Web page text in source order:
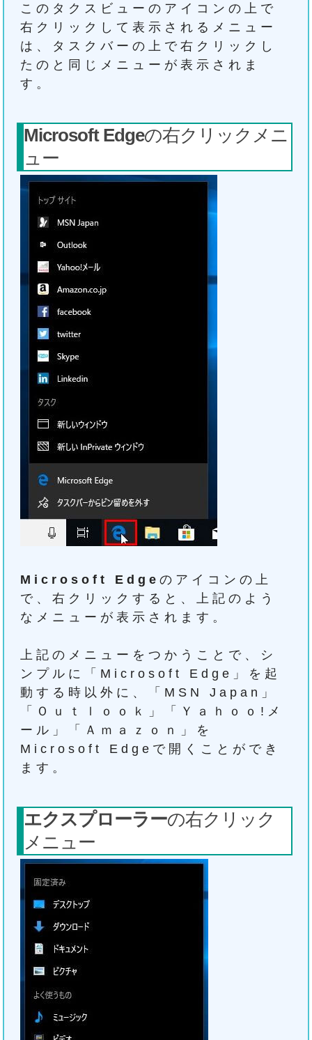
このタクスビューのアイコンの上で
右クリックして表示されるメニュー
は、タスクバーの上で右クリックし
たのと同じメニューが表示されま
す。
Microsoft Edgeの右クリックメニ
ュー
Microsoft Edgeのアイコンの上
で、右クリックすると、上記のよう
なメニューが表示されます。
上記のメニューをつかうことで、シ
ンプルに「Microsoft Edge」を起
動する時以外に、「MSN Japan」
「Ｏｕｔｌｏｏｋ」「Ｙａｈｏｏ!メ
ール」「Ａｍａｚｏｎ」を
Microsoft Edgeで開くことができ
ます。
エクスプローラーの右クリック
メニュー